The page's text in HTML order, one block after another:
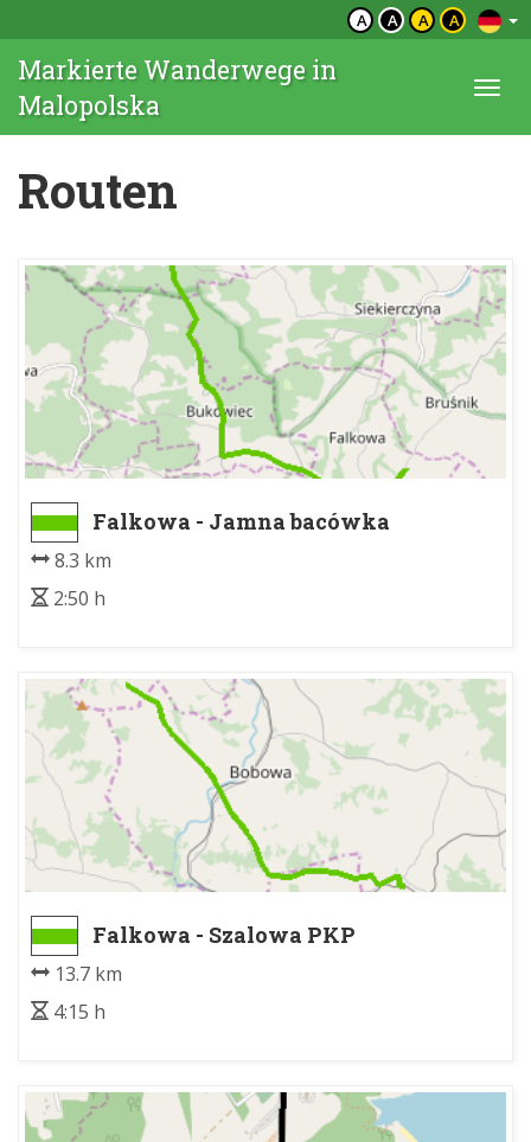
A A A A
Markierte Wanderwege in
Malopolska
Routen
Falkowa - Jamna bacówka
8.3 km
2:50 h
Falkowa - Szalowa PKP
13.7 km
4:15 h